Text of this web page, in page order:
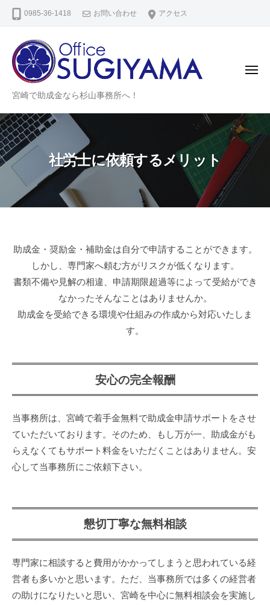
キ
ッ
プ
0985-36-1418 お問い合わせ アクセス
宮
崎
助
成
金
サ
ポ
セ
タ
宮崎で助成金なら杉山事務所へ！
メ
社労士に依頼するメリット
社
に
頼
メ
リ
ッ
26
by
support
助成金・奨励金・補助金は自分で申請することができます。
しかし、専門家へ頼む方がリスクが低くなります。
書類不備や見解の相違、申請期限超過等によって受給ができ
なかったそんなことはありませんか。
助成金を受給できる環境や仕組みの作成から対応いたしま
す。
安心の完全報酬
当事務所は、宮崎で着手金無料で助成金申請サポートをさせ
ていただいております。そのため、もし万が一、助成金がも
らえなくてもサポート料金をいただくことはありません。安
心して当事務所にご依頼下さい。
懇切丁寧な無料相談
専門家に相談すると費用がかかってしまうと思われている経
営者も多いかと思います。ただ、当事務所では多くの経営者
の助けになりたいと思い、宮崎を中心に無料相談会を実施し
成
金
サ
ー
ト
セ
ン
タ
ー